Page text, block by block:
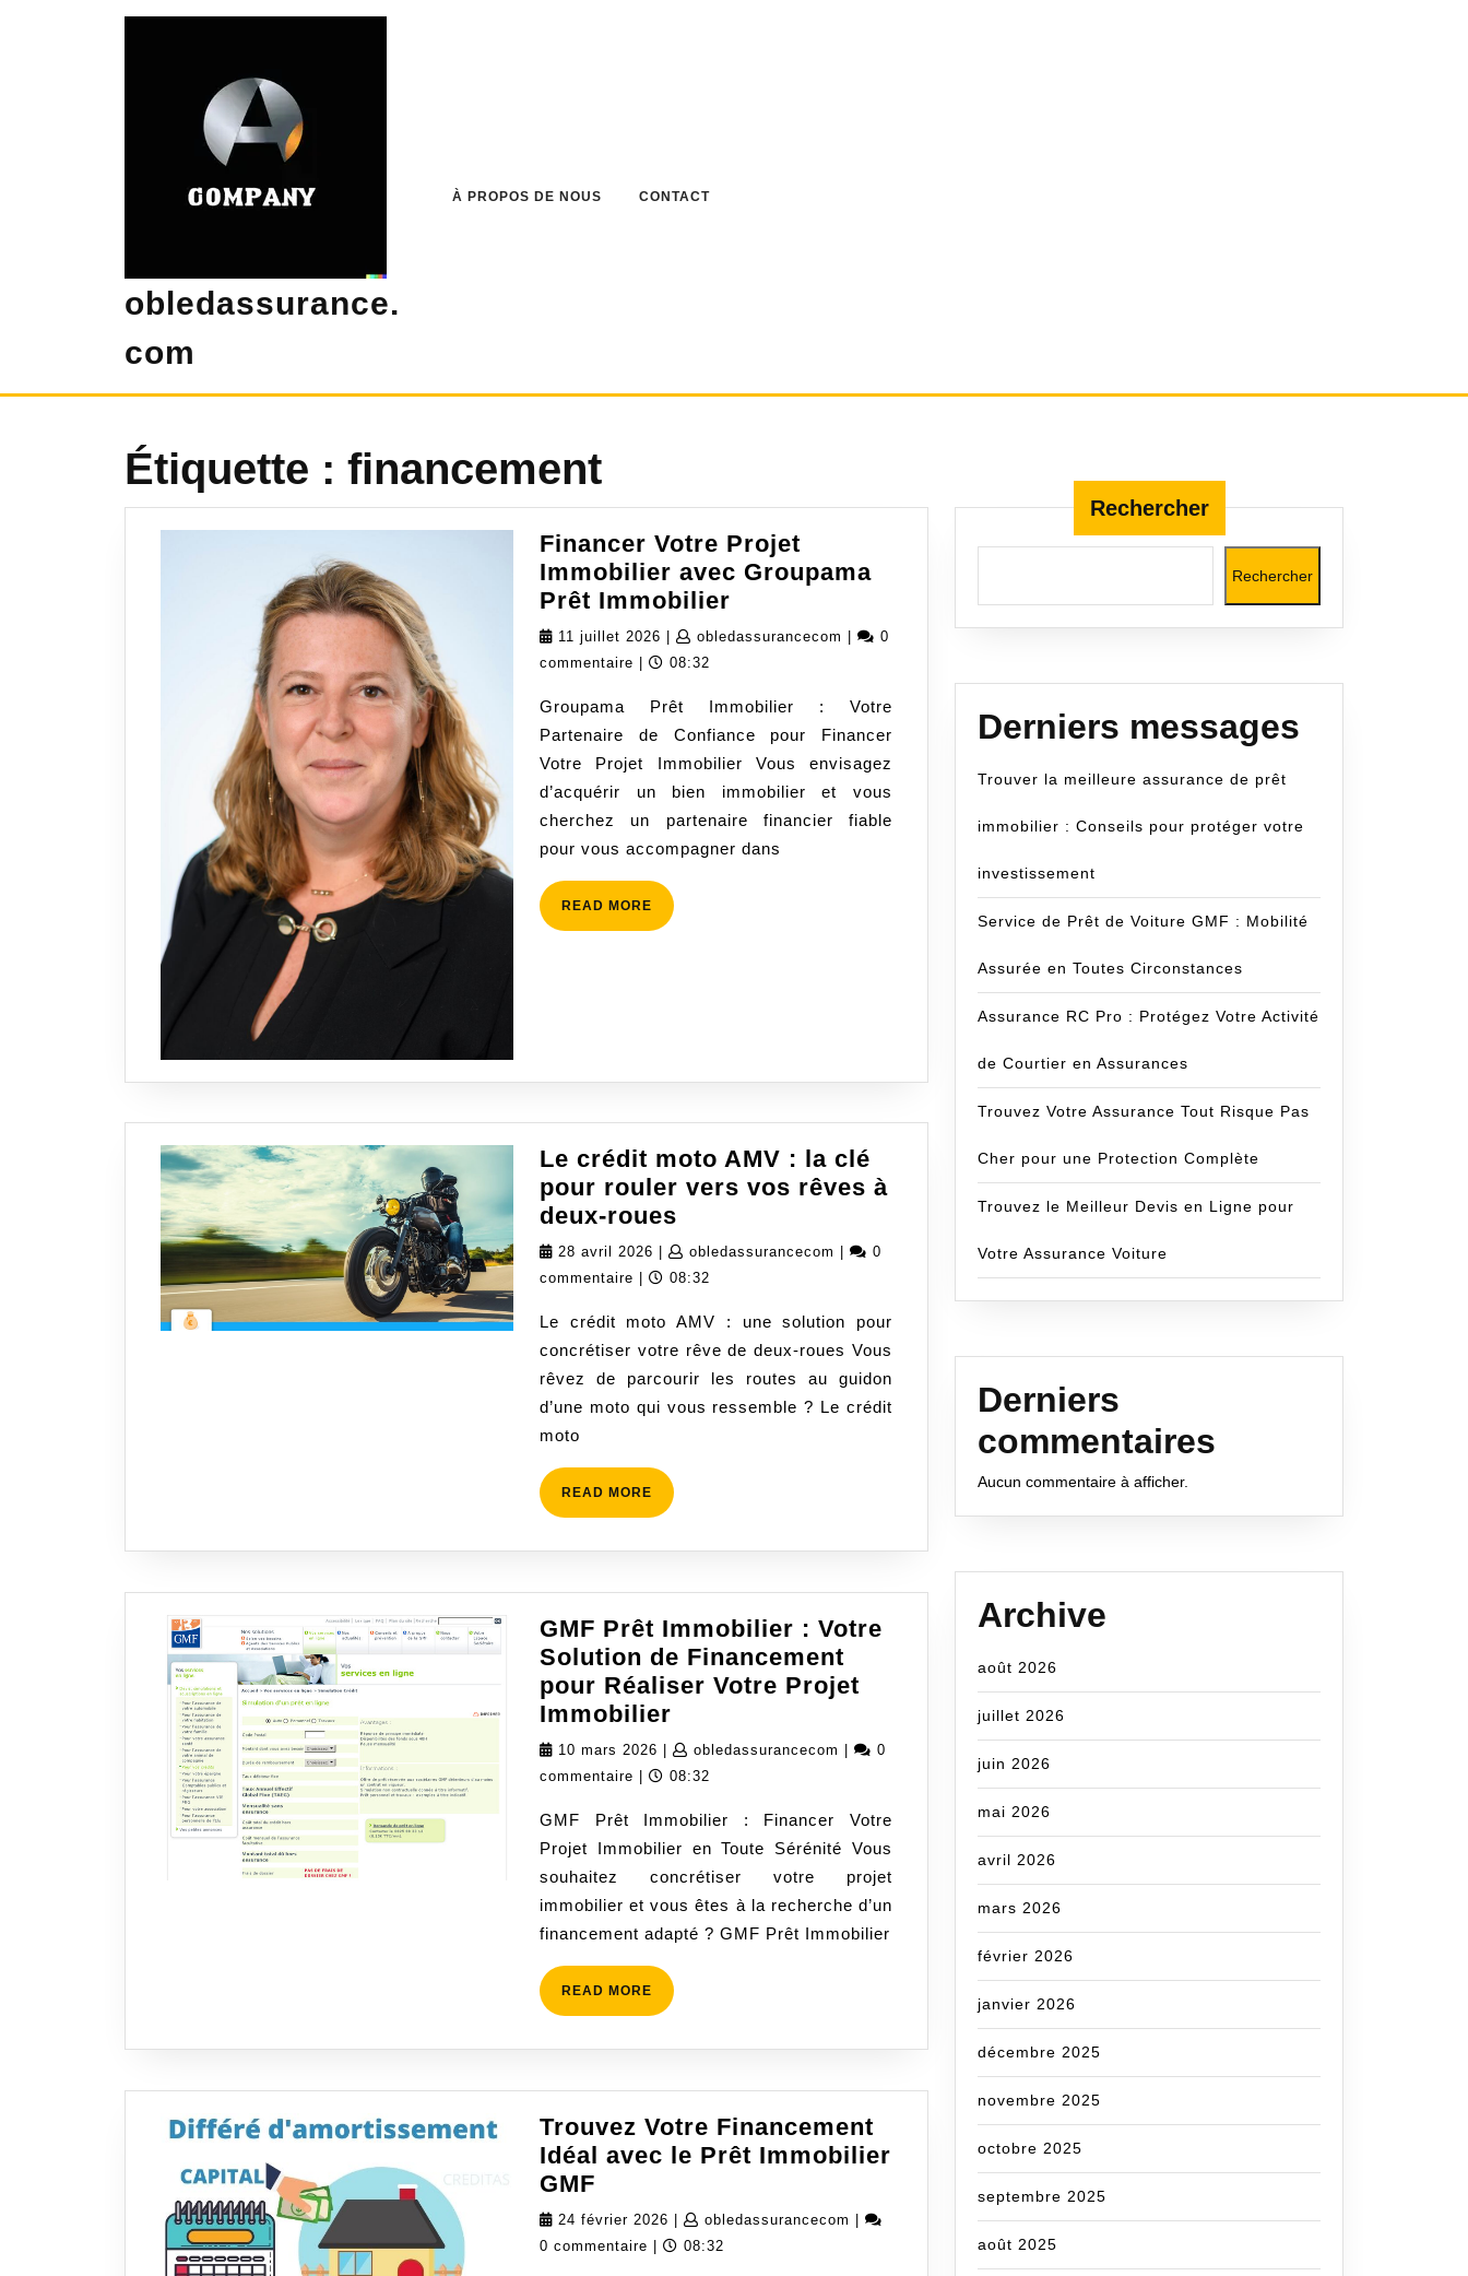
obledassurance.
com
À PROPOS DE NOUS CONTACT
Étiquette : financement
Financer Votre Projet
Immobilier avec Groupama
Prêt Immobilier
Votre
avec
Groupama
Prêt
Immobilier
11 juillet 2026 11
juillet
obledassurancecom obledassurancecom
0
commentaire
08:32
Groupama Prêt Immobilier : Votre
Partenaire de Confiance pour Financer
Votre Projet Immobilier Vous envisagez
d’acquérir un bien immobilier et vous
cherchez un partenaire financier fiable
pour vous accompagner dans
READ MORE READ
MORE
Le crédit moto AMV : la clé
pour rouler vers vos rêves à
deux-roues
crédit
moto
:
la
clé
pour
à
roues
28 avril 2026 28
avril
obledassurancecom obledassurancecom
0
commentaire
08:32
Le crédit moto AMV : une solution pour
concrétiser votre rêve de deux-roues Vous
rêvez de parcourir les routes au guidon
d’une moto qui vous ressemble ? Le crédit
moto
READ MORE READ
MORE
GMF Prêt Immobilier : Votre
Solution de Financement
pour Réaliser Votre Projet
Immobilier
Prêt
Immobilier
Votre
Solution
de
Financement
pour
Votre
Immobilier
10 mars 2026 10
mars
obledassurancecom obledassurancecom
0
commentaire
08:32
GMF Prêt Immobilier : Financer Votre
Projet Immobilier en Toute Sérénité Vous
souhaitez concrétiser votre projet
immobilier et vous êtes à la recherche d’un
financement adapté ? GMF Prêt Immobilier
READ MORE READ
MORE
Trouvez Votre Financement
Idéal avec le Prêt Immobilier
GMF
Votre
Financement
24 février 2026 24
février
obledassurancecom obledassurancecom
0 commentaire
08:32
Rechercher
Rechercher
Derniers messages
Trouver la meilleure assurance de prêt
immobilier : Conseils pour protéger votre
investissement
Service de Prêt de Voiture GMF : Mobilité
Assurée en Toutes Circonstances
Assurance RC Pro : Protégez Votre Activité
de Courtier en Assurances
Trouvez Votre Assurance Tout Risque Pas
Cher pour une Protection Complète
Trouvez le Meilleur Devis en Ligne pour
Votre Assurance Voiture
Derniers
commentaires
Aucun commentaire à afficher.
Archive
août 2026
juillet 2026
juin 2026
mai 2026
avril 2026
mars 2026
février 2026
janvier 2026
décembre 2025
novembre 2025
octobre 2025
septembre 2025
août 2025